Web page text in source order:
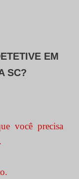
EM
SC?
você precisa